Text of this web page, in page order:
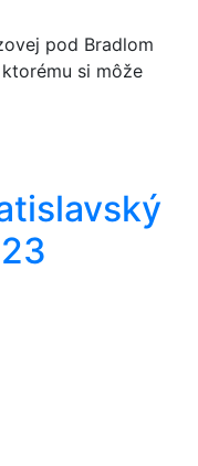
pod Bradlom
si môže